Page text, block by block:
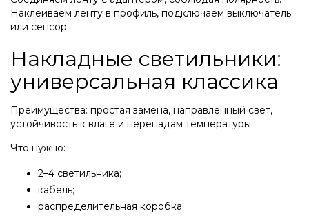
Наклеиваем ленту в профиль, подключаем выключатель
или сенсор.
Накладные светильники:
универсальная классика
Преимущества: простая замена, направленный свет,
устойчивость к влаге и перепадам температуры.
Что нужно:
2–4 светильника;
кабель;
распределительная коробка;